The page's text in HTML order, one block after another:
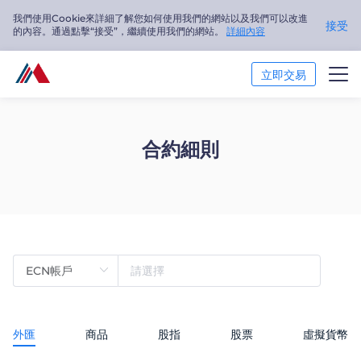
我們使用Cookie來詳細了解您如何使用我們的網站以及我們可以改進
的內容。通過點擊“接受”，繼續使用我們的網站。 詳細內容 接受
立即交易
關於我們
合約細則
外匯 商品 股指 股票 虛擬貨幣